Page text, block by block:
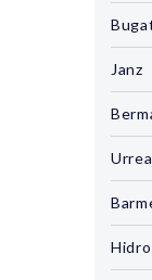
Janz
Urrea